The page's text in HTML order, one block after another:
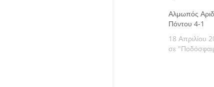
Αλμωπός
Πόντου 4-1
18 Απριλίου
σε